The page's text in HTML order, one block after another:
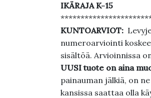
IKÄRAJA K-15
KUNTOARVIOT:
numeroarviointi
sisältöä. Arvioinnissa
UUSI tuote on aina
painauman jälkiä, on
kansissa saattaa olla